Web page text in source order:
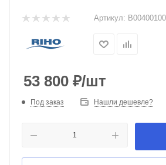
Артикул:
53 800 ₽/шт
Под заказ Нашли дешевле?